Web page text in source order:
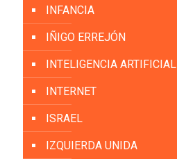
INFANCIA
IÑIGO ERREJÓN
INTELIGENCIA ARTIFICIAL
INTERNET
ISRAEL
IZQUIERDA UNIDA